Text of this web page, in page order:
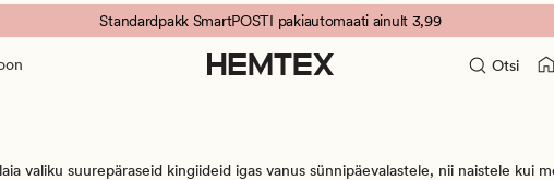
Standardpakk SmartPOSTI pakiautomaati ainult 3,99
Otsi
valiku suurepäraseid kingiideid igas vanus sünnipäevalastele, nii naistele kui